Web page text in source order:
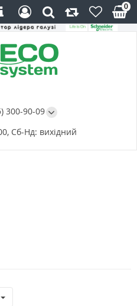
300-90-09
Сб-Нд: вихідний
0